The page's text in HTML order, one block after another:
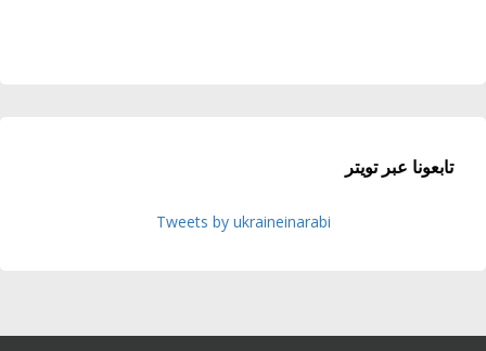
تابعونا عبر تويتر
Tweets by ukraineinarabi